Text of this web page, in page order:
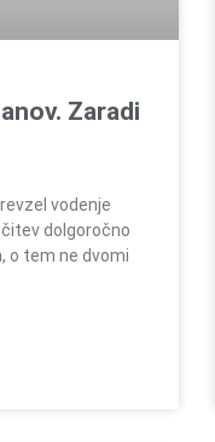
Zaradi
vodenje
dolgoročno
o tem ne dvomi